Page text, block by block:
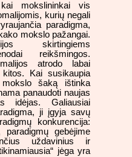
mokslininkai vis
kurių negali
paradigma,
mokslo pažangai.
skirtingiems
reikšmingos.
atrodo labai
Kai susikaupia
šaką ištinka
panaudoti naujas
idėjas. Galiausiai
ji įgyja savų
konkurencija:
paradigmų gebėjime
uždavinius ir
jėga yra